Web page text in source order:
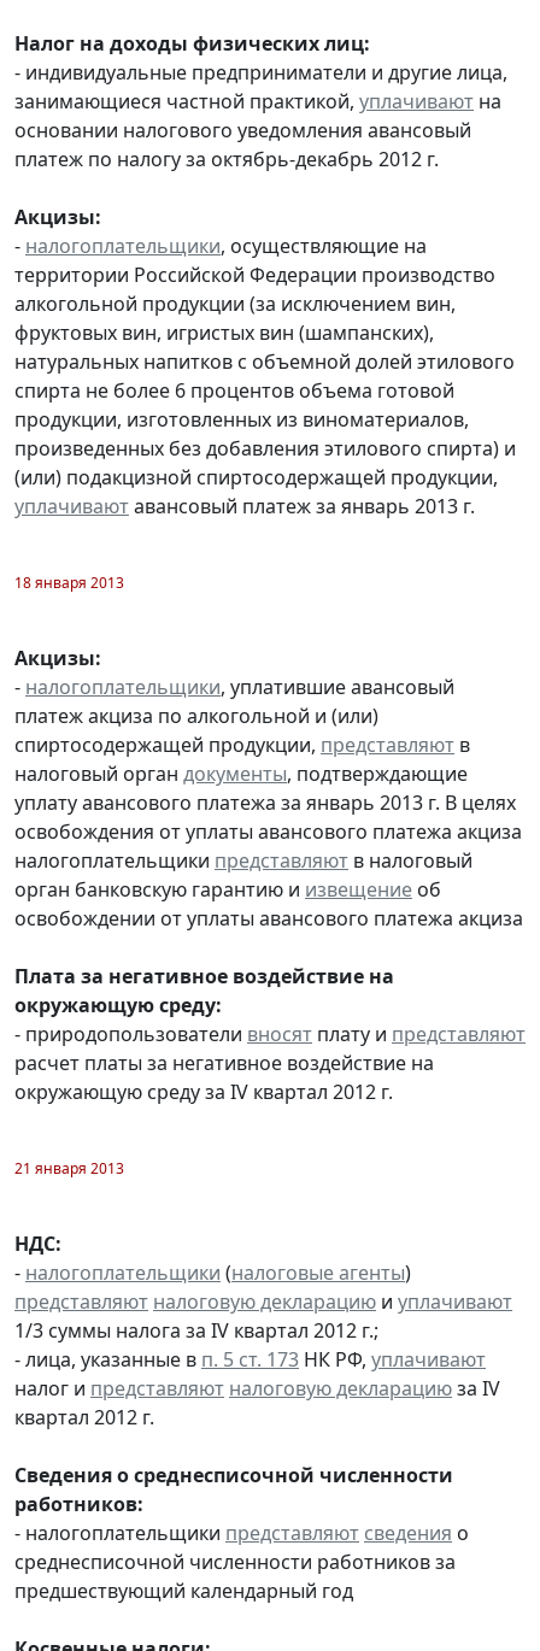
Налог на доходы физических лиц:
- индивидуальные предприниматели и другие лица,
занимающиеся частной практикой, уплачивают на
основании налогового уведомления авансовый
платеж по налогу за октябрь-декабрь 2012 г.
Акцизы:
- налогоплательщики, осуществляющие на
территории Российской Федерации производство
алкогольной продукции (за исключением вин,
фруктовых вин, игристых вин (шампанских),
натуральных напитков с объемной долей этилового
спирта не более 6 процентов объема готовой
продукции, изготовленных из виноматериалов,
произведенных без добавления этилового спирта) и
(или) подакцизной спиртосодержащей продукции,
уплачиваютавансовый платеж за январь 2013 г.
18 января 2013
Акцизы:
- налогоплательщики, уплатившие авансовый
платеж акциза по алкогольной и (или)
спиртосодержащей продукции, представляют в
налоговый орган документы, подтверждающие
уплату авансового платежа за январь 2013 г. В целях
освобождения от уплаты авансового платежа акциза
налогоплательщики представляют в налоговый
орган банковскую гарантию и извещение об
освобождении от уплаты авансового платежа акциза
Плата за негативное воздействие на
окружающую среду:
- природопользователи вносят плату и представляют
расчет платы за негативное воздействие на
окружающую среду за IV квартал 2012 г.
21 января 2013
НДС:
- налогоплательщики (налоговые агенты)
представляют налоговую декларацию и уплачивают
1/3 суммы налога за IV квартал 2012 г.;
- лица, указанные в п. 5 ст. 173 НК РФ, уплачивают
налог и представляют налоговую декларациюза IV
квартал 2012 г.
Сведения о среднесписочной численности
работников:
- налогоплательщики представляют сведения о
среднесписочной численности работников за
предшествующий календарный год